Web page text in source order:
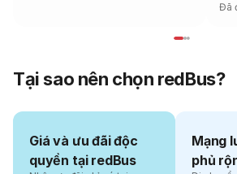
Đã
Tại sao nên chọn redBus?
Giá và ưu đãi độc
quyền tại redBus
Mạng
phủ